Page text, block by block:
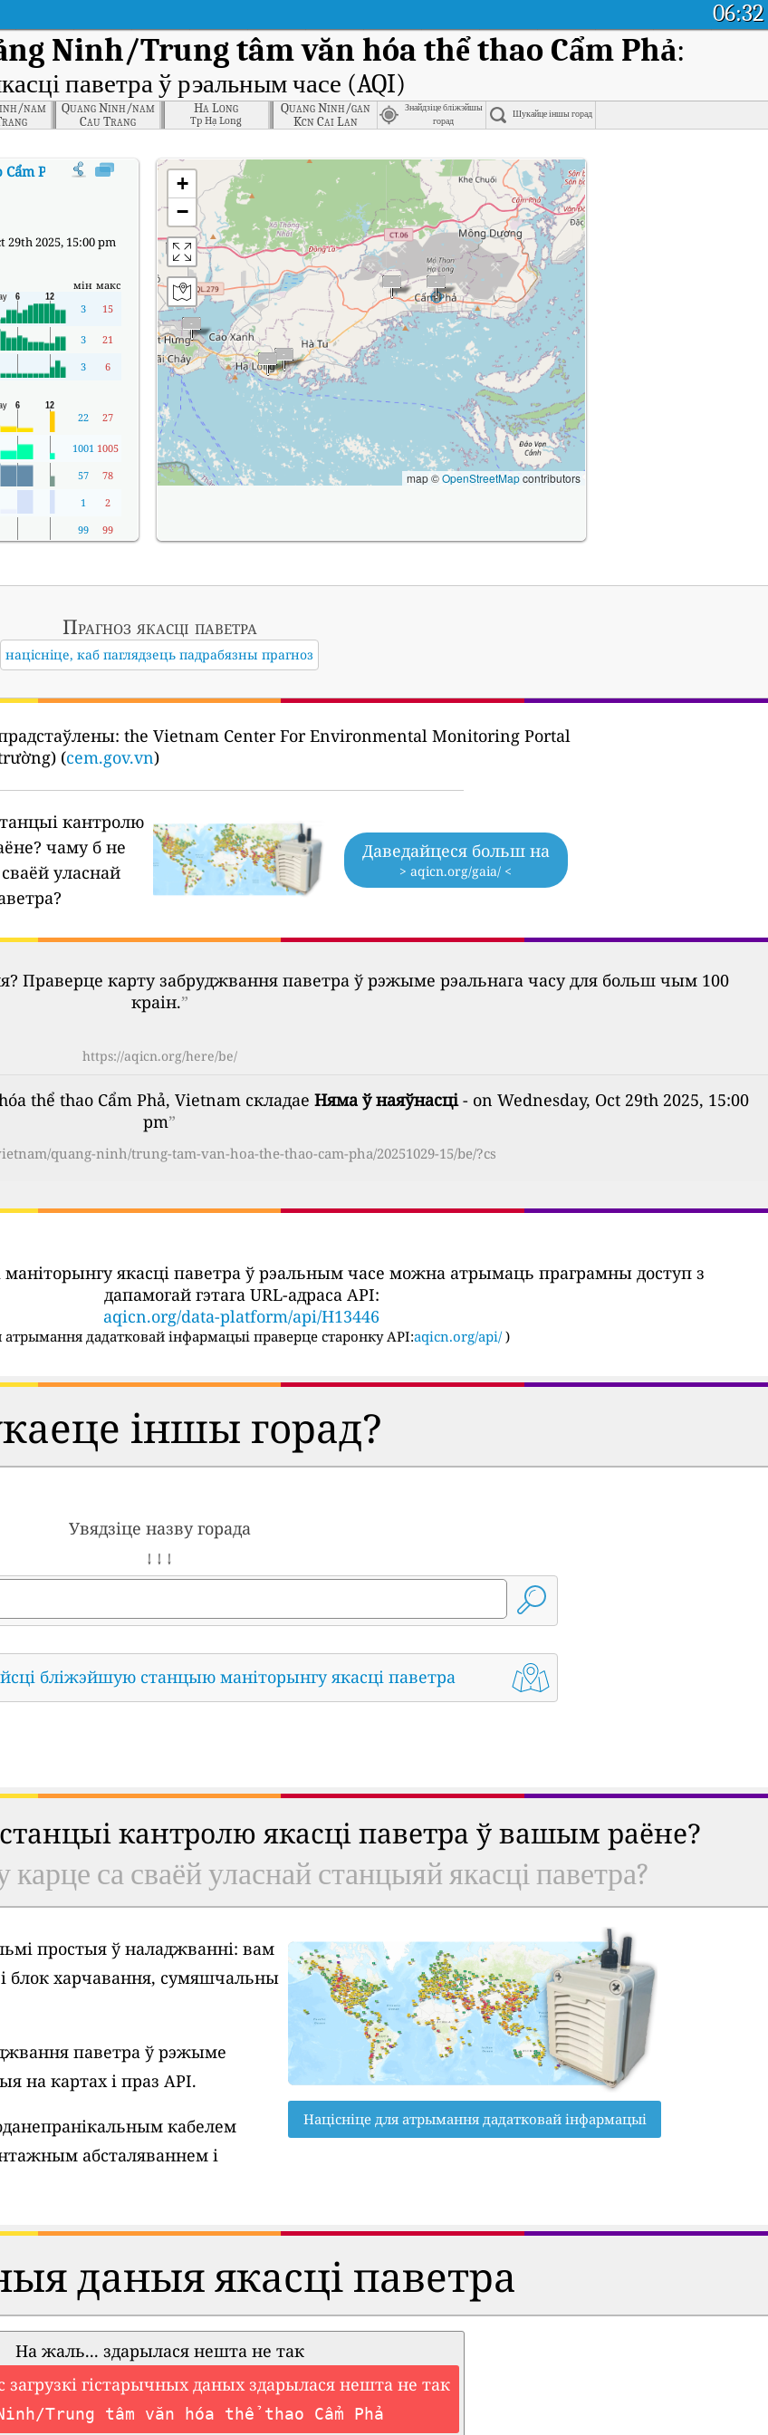
06:32
Ninh/Trung tâm văn hóa thể thao Cẩm Phả:
паветра ў рэальным часе (AQI)
nam
Quang Ninh/nam
Cau Trang
Ha Long
Tp Hạ Long
Quang Ninh/gan
Kcn Cai Lan
Знайдзіце бліжэйшы
горад
Шукайце іншы горад
Phả Індэкс якасці паветра Quảng Ninh/Trung tâm văn hóa thể thao Cẩm Phả у рэальным часе (AQI).
29th 2025, 15:00 pm
мін макс
3 15
3
21
3
6
22 27
1001 1005
57
78
1
2
99 99
+
−
map ©OpenStreetMapcontributors
Прагноз якасці паветра
націсніце, каб паглядзець падрабязны прагноз
the Vietnam Center For Environmental Monitoring Portal
(cem.gov.vn)
кантролю
чаму б не
уласнай
Даведайцеся больш на
> aqicn.org/gaia/ <
Праверце карту забруджвання паветра ў рэжыме рэальнага часу для больш чым 100
краін.”
https://aqicn.org/here/be/
thể thao Cẩm Phả, Vietnam складае Няма ў наяўнасці- on Wednesday, Oct 29th 2025, 15:00
pm”
quang-ninh/trung-tam-van-hoa-the-thao-cam-pha/20251029-15/be/?cs
маніторынгу якасці паветра ў рэальным часе можна атрымаць праграмны доступ з
дапамогай гэтага URL-адраса API:
aqicn.org/data-platform/api/H13446
атрымання дадатковай інфармацыі праверце старонку API:aqicn.org/api/ )
іншы горад?
Увядзіце назву горада
↓ ↓ ↓
бліжэйшую станцыю маніторынгу якасці паветра
кантролю якасці паветра ў вашым раёне?
са сваёй уласнай станцыяй якасці паветра?
простыя ў наладжванні: вам
і блок харчавання, сумяшчальны
паветра ў рэжыме
на картах і праз API.
кабелем
абсталяваннем і
Націсніце для атрымання дадатковай інфармацыі
даныя якасці паветра
На жаль... здарылася нешта не так
гістарычных даных здарылася нешта не так
Trung tâm văn hóa thể thao Cẩm Phả